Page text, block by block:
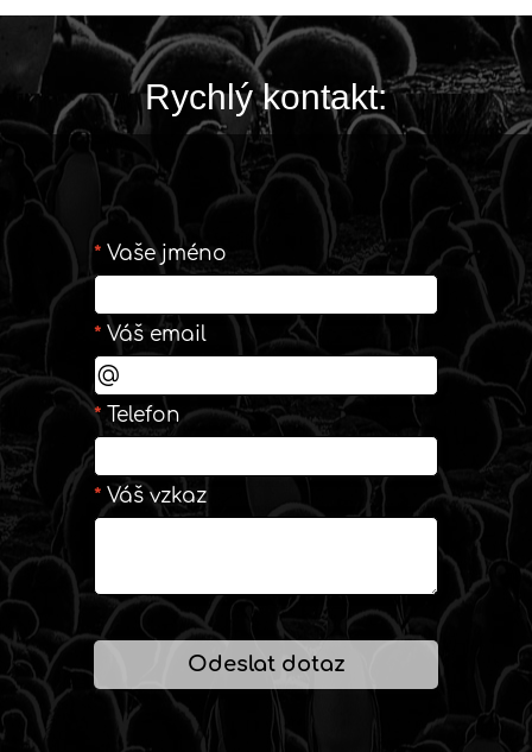
Rychlý kontakt:
* Vaše jméno
* Váš email
* Telefon
* Váš vzkaz